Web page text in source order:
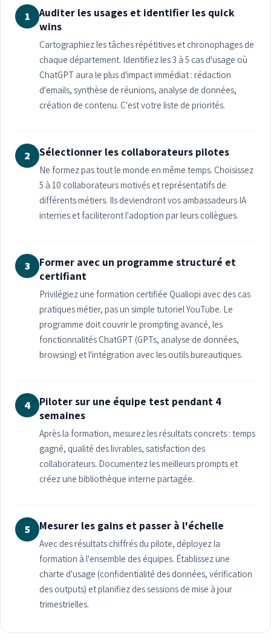
1
Auditer les usages et identifier les quick
wins
Cartographiez les tâches répétitives et chronophages de
chaque département. Identifiez les 3 à 5 cas d'usage où
ChatGPT aura le plus d'impact immédiat : rédaction
d'emails, synthèse de réunions, analyse de données,
création de contenu. C'est votre liste de priorités.
2 Sélectionner les collaborateurs pilotes
Ne formez pas tout le monde en même temps. Choisissez
5 à 10 collaborateurs motivés et représentatifs de
différents métiers. Ils deviendront vos ambassadeurs IA
internes et faciliteront l'adoption par leurs collègues.
3
Former avec un programme structuré et
certifiant
Privilégiez une formation certifiée Qualiopi avec des cas
pratiques métier, pas un simple tutoriel YouTube. Le
programme doit couvrir le prompting avancé, les
fonctionnalités ChatGPT (GPTs, analyse de données,
browsing) et l'intégration avec les outils bureautiques.
4
Piloter sur une équipe test pendant 4
semaines
Après la formation, mesurez les résultats concrets : temps
gagné, qualité des livrables, satisfaction des
collaborateurs. Documentez les meilleurs prompts et
créez une bibliothèque interne partagée.
5 Mesurer les gains et passer à l'échelle
Avec des résultats chiffrés du pilote, déployez la
formation à l'ensemble des équipes. Établissez une
charte d'usage (confidentialité des données, vérification
des outputs) et planifiez des sessions de mise à jour
trimestrielles.